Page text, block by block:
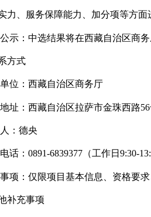
力、服务保障能力、加分项等方
示：中选结果将在西藏自治区商
方式
位：西藏自治区商务厅
址：西藏自治区拉萨市金珠西路
：德央
话：0891-6839377（工作日9:30-
项：仅限项目基本信息、资格要
补充事项